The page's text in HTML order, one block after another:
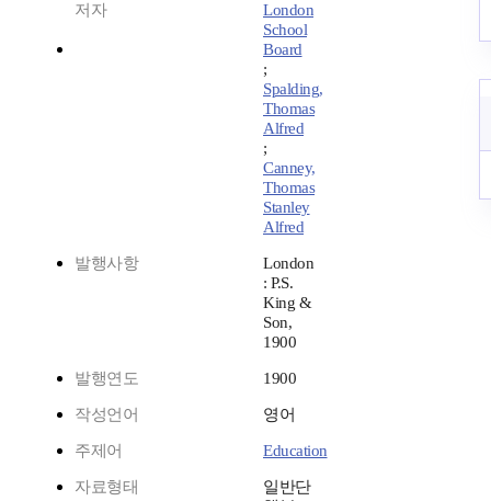
저자
London
School
Board
;
Spalding,
Thomas
Alfred
;
Canney,
Thomas
Stanley
Alfred
발행사항
London
: P.S.
King &
Son,
1900
발행연도 1900
작성언어 영어
주제어 Education
자료형태
일반단